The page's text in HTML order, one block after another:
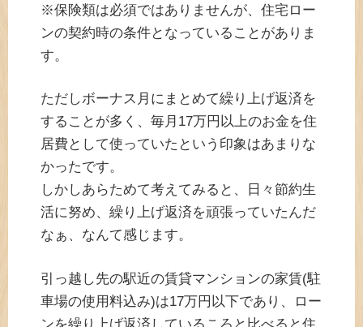
※保険類は必須ではありませんが、住宅ロー
ンの契約時の条件となっていることがありま
す。
ただしボーナス月にまとめて繰り上げ返済を
することが多く、毎月17万円以上のお金を住
居費として使っていたという印象はあまりな
かったです。
しかしあらためて考えてみると、日々節約生
活に努め、繰り上げ返済を頑張っていたんだ
なぁ、なんて感じます。
引っ越し先の駅近の賃貸マンションの家賃(駐
車場の使用料込み)は17万円以下であり、ロー